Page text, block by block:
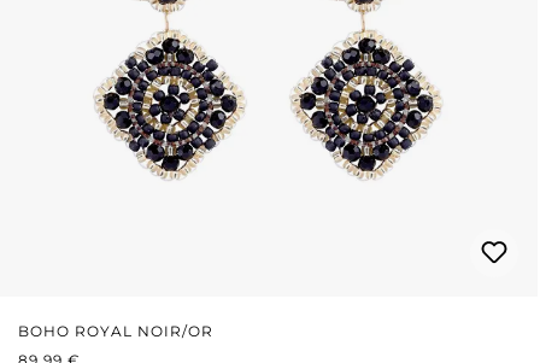
BOHO ROYAL NOIR/OR
PRIX RÉGULIER :